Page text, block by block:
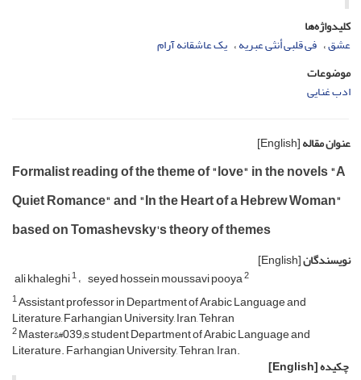
کلیدواژه‌ها
عشق فی قلبی أنثی عبریه یک عاشقانه آرام
موضوعات
ادب غنایی
عنوان مقاله[English]
Formalist reading of the theme of "love" in the novels "A
Quiet Romance" and "In the Heart of a Hebrew Woman"
based on Tomashevsky's theory of themes
نویسندگان[English]
ali khaleghi1 seyed hossein moussavi pooya2
1Assistant professor in Department of Arabic Language and
Literature, Farhangian University, Iran, Tehran
2Master&#039;s student Department of Arabic Language and
Literature. Farhangian University, Tehran, Iran.
چکیده[English]